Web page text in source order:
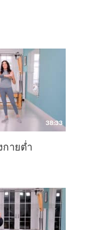
38:33
ายต่ำ